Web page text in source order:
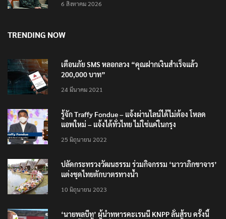
6 สิงหาคม 2026
TRENDING NOW
เตือนภัย SMS หลอกลวง “คุณฝากเงินสำเร็จแล้ว
200,000 บาท”
24 มีนาคม 2021
รู้จัก Traffy Fondue – แจ้งผ่านไลน์ได้ไม่ต้อง โหลด
แอพใหม่ – แจ้งได้ทั่วไทย ไม่ใช่แค่ในกรุง
25 มิถุนายน 2022
ปลัดกระทรวงวัฒนธรรม ร่วมกิจกรรม ‘นาวาภิกขาจาร’
แต่งชุดไทยตักบาตรทางน้ำ
10 มิถุนายน 2023
‘นายพลบีทู’ ผู้นำทหารคะเรนนี KNPP ลั่นสู้รบ ครั้งนี้